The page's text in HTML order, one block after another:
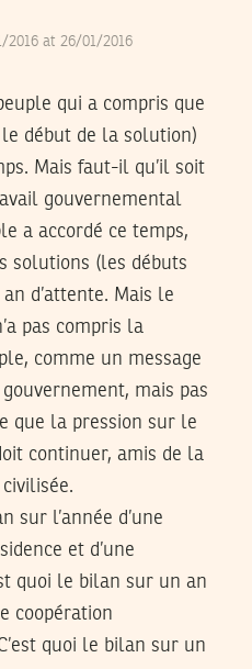
2016 at 26/01/2016
qui a compris que
début de la solution)
Mais faut-il qu’il soit
gouvernemental
a accordé ce temps,
solutions (les débuts
d’attente. Mais le
pas compris la
comme un message
mais pas
que la pression sur le
continuer, amis de la
sur l’année d’une
et d’une
quoi le bilan sur un an
coopération
quoi le bilan sur un